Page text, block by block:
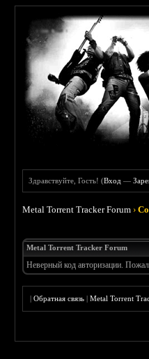
Здравствуйте, Гость! (Вход —
Metal Torrent Tracker Forum ›
Metal Torrent Tracker Forum
Неверный код авторизации.
|Обратная связь |Metal Torrent